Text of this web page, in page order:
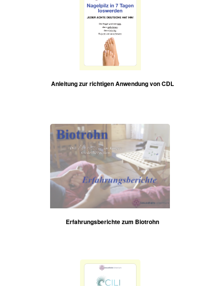
Anleitung zur richtigen Anwendung von CDL
Erfahrungsberichte zum Biotrohn